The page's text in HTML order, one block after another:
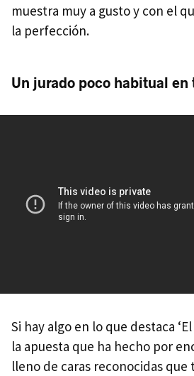
muestra muy a gusto y con el
la perfección.
Un jurado poco habitual en
Si hay algo en lo que destaca
la apuesta que ha hecho por
lleno de caras reconocidas que